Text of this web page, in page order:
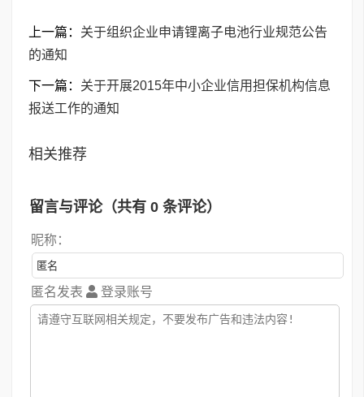
上一篇： 关于组织企业申请锂离子电池行业规范公告
的通知
下一篇： 关于开展2015年中小企业信用担保机构信息
报送工作的通知
相关推荐
留言与评论（共有 0 条评论）
昵称：
匿名发表 登录账号